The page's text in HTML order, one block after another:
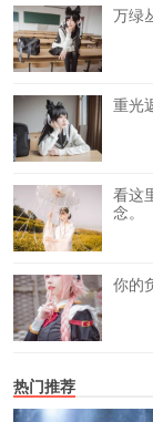
万绿
重光
看这
念。
你的
热门推荐